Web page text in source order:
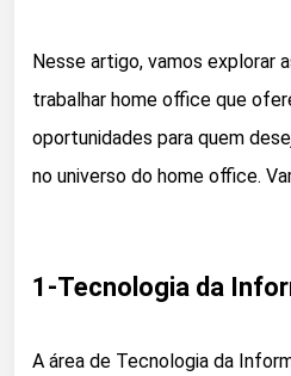
Nesse artigo, vamos explorar
trabalhar home office que
oportunidades para quem
no universo do home office.
1-Tecnologia da
A área de Tecnologia da